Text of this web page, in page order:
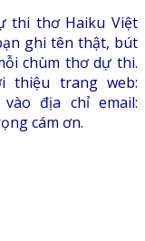
thi thơ Haiku Việt
ghi tên thật, bút
chùm thơ dự thi.
thiệu trang web:
địa chỉ email:
cám ơn.